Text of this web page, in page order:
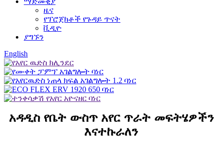
ዜና
የፕሮጀክቶች የጉዳይ ጥናት
ቪዲዮ
ያግኙን
English
አዳዲስ የቤት ውስጥ አየር ጥራት መፍትሄዎችን
እናተኩራለን